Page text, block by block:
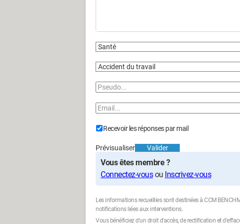
Recevoir les réponses par mail
Prévisualiser Valider
Vous êtes membre ?
Connectez-vousou Inscrivez-vous
Les informations recueillies sont destinées à CCM
notifications liées aux interventions.
Vous bénéficiez d'un droit d'accès, de rectification et